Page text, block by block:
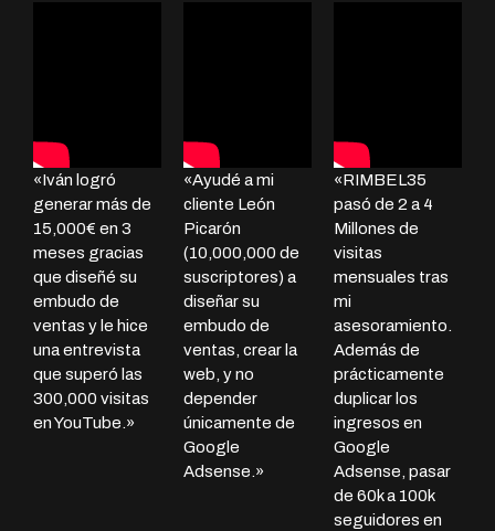
«Iván logró
generar más de
15,000€ en 3
meses gracias
que diseñé su
embudo de
ventas y le hice
una entrevista
que superó las
300,000 visitas
en YouTube.»
«Ayudé a mi
cliente León
Picarón
(10,000,000 de
suscriptores) a
diseñar su
embudo de
ventas, crear la
web, y no
depender
únicamente de
Google
Adsense.»
«RIMBEL35
pasó de 2 a 4
Millones de
visitas
mensuales tras
mi
asesoramiento.
Además de
prácticamente
duplicar los
ingresos en
Google
Adsense, pasar
de 60k a 100k
seguidores en